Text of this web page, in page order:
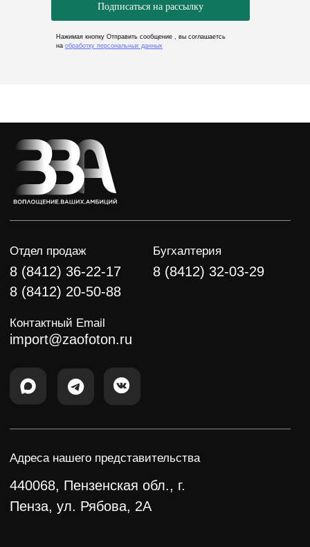
Подписаться на рассылку
Нажимая кнопку Отправить сообщение , вы соглашаетсь
на обработку персональных данных